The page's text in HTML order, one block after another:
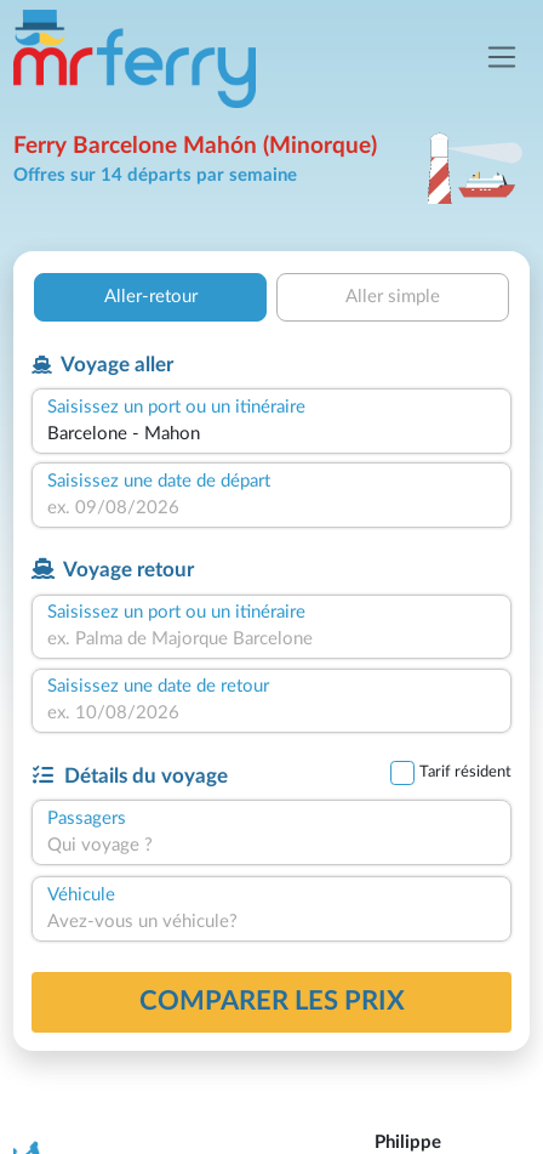
Ferry Barcelone Mahón (Minorque)
Offres sur 14 départs par semaine
Aller-retour Aller simple
Voyage aller
Saisissez un port ou un itinéraire
Saisissez une date de départ
Voyage retour
Saisissez un port ou un itinéraire
Saisissez une date de retour
Détails du voyage Tarif résident
Passagers
Qui voyage ?
Véhicule
Avez-vous un véhicule?
COMPARER LES PRIX